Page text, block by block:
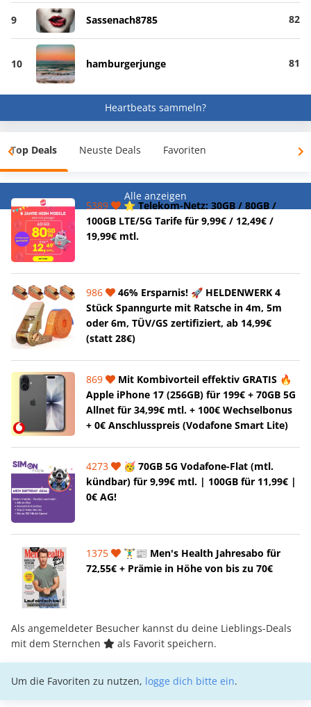
9 Sassenach8785 82
10 hamburgerjunge 81
Heartbeats sammeln?
Top Deals Neuste Deals Favoriten
Alle anzeigen
5389
⭐️ Telekom-Netz: 30GB / 80GB /
100GB LTE/5G Tarife für 9,99€ / 12,49€ /
19,99€ mtl.
986
46% Ersparnis! 🚀 HELDENWERK 4
Stück Spanngurte mit Ratsche in 4m, 5m
oder 6m, TÜV/GS zertifiziert, ab 14,99€
(statt 28€)
869
Mit Kombivorteil effektiv GRATIS 🔥
Apple iPhone 17 (256GB) für 199€ + 70GB 5G
Allnet für 34,99€ mtl. + 100€ Wechselbonus
+ 0€ Anschlusspreis (Vodafone Smart Lite)
4273
🥳 70GB 5G Vodafone-Flat (mtl.
kündbar) für 9,99€ mtl. | 100GB für 11,99€ |
0€ AG!
1375
🏋️‍♂️📰 Men's Health Jahresabo für
72,55€ + Prämie in Höhe von bis zu 70€
Als angemeldeter Besucher kannst du deine Lieblings-Deals
mit dem Sternchen
als Favorit speichern.
Um die Favoriten zu nutzen, logge dich bitte ein.